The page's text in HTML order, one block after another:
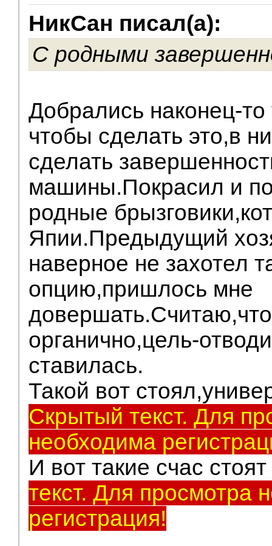
НикСан писал(а):
С родными
Добрались наконец-то
чтобы сделать это,в
сделать
машины.Покрасил и
родные
Япии.Предыдущий
наверное не захотел
опцию,пришлось мне
органично,цель-
ставилась.
Такой вот
Скрытый текст. Для
необходима
И вот такие счас
текст. Для просмотра
регистрация!
V.I.P.